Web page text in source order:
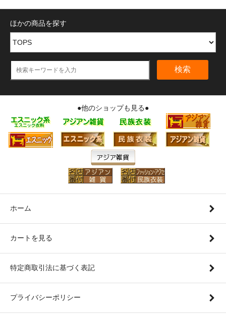
ほかの商品を探す
検索
●他のショップも見る●
ホーム
カートを見る
特定商取引法に基づく表記
プライバシーポリシー